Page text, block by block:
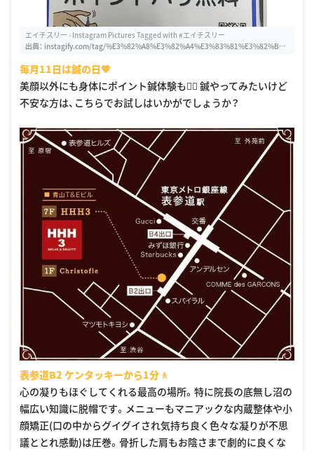
エイチスリー - Instagram Pictures Tagged with #エイチスリー
出典： instagify.com/tag/%E3%82%A8%E3%82%A4%E3%83%81%E3%82%B
毎月11日は鍼の日💖
美顔以外にも身体にポイント鍼体験も👍🏻 鍼やってみたいけど
不安な方は、こちらでお試しはいかがでしょうか？
表参道B2 ケンタッキーから1分🚶
心の凝りもほぐしてくれる最高の場所。特に院長の底無し沼の
幅広い知識に脱帽です。メニューもマニアックな内蔵整体や小
顔矯正(口の中からグイグイされ気持ち良く色々な凝りが不思
議ととれ感動)は圧巻。骨折した肩もお陰さまで劇的に良くな